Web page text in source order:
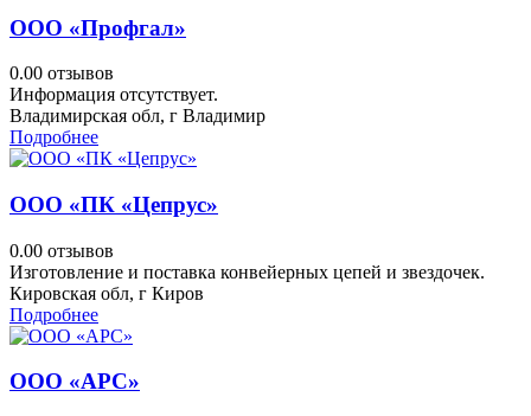
ООО «Профгал»
0.00 отзывов
Информация отсутствует.
Владимирская обл, г Владимир
Подробнее
ООО «ПК «Цепрус»
0.00 отзывов
Изготовление и поставка конвейерных цепей и звездочек.
Кировская обл, г Киров
Подробнее
OOO «АРС»